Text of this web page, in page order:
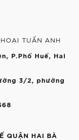
TUẤN ANH
P.Phố Huế, Hai
3/2, phường
QUẬN HAI BÀ